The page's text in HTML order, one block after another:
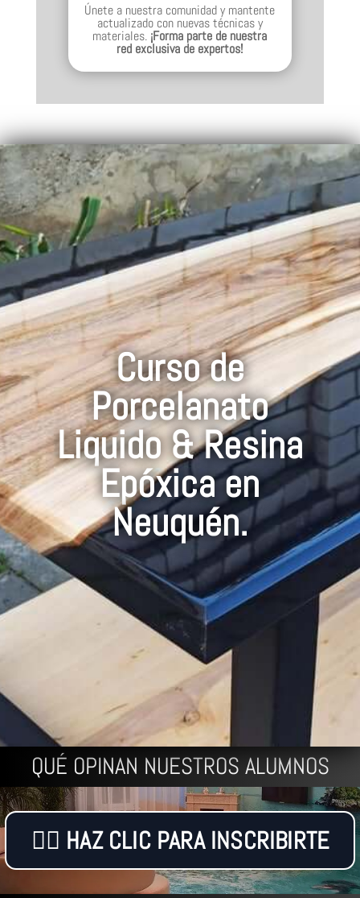
Únete a nuestra comunidad y mantente
actualizado con nuevas técnicas y
materiales. ¡Forma parte de nuestra
red exclusiva de expertos!
Curso de
Porcelanato
Liquido & Resina
Epóxica en
Neuquén.
QUÉ OPINAN NUESTROS ALUMNOS
👉🏼 HAZ CLIC PARA INSCRIBIRTE